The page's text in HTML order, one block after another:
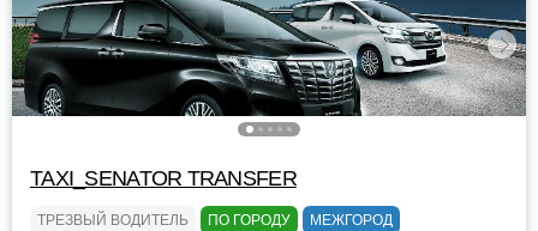
TAXI_SENATOR TRANSFER
ТРЕЗВЫЙ ВОДИТЕЛЬ ПО ГОРОДУ МЕЖГОРОД